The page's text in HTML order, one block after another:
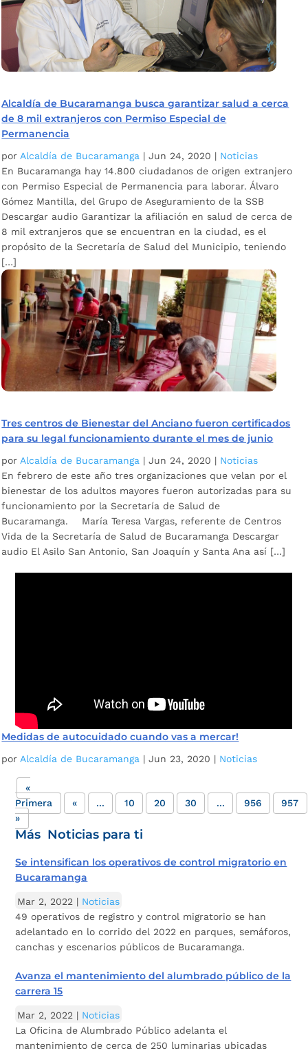
Alcaldía de Bucaramanga busca garantizar salud a cerca
de 8 mil extranjeros con Permiso Especial de
Permanencia
por Alcaldía de Bucaramanga |Jun 24, 2020 | Noticias
En Bucaramanga hay 14.800 ciudadanos de origen extranjero
con Permiso Especial de Permanencia para laborar. Álvaro
Gómez Mantilla, del Grupo de Aseguramiento de la SSB
Descargar audio Garantizar la afiliación en salud de cerca de
8 mil extranjeros que se encuentran en la ciudad, es el
propósito de la Secretaría de Salud del Municipio, teniendo
[…]
Tres centros de Bienestar del Anciano fueron certificados
para su legal funcionamiento durante el mes de junio
porAlcaldía de Bucaramanga |Jun 24, 2020 | Noticias
En febrero de este año tres organizaciones que velan por el
bienestar de los adultos mayores fueron autorizadas para su
funcionamiento por la Secretaría de Salud de
Bucaramanga. María Teresa Vargas, referente de Centros
Vida de la Secretaría de Salud de Bucaramanga Descargar
audio El Asilo San Antonio, San Joaquín y Santa Ana así […]
Medidas de autocuidado cuando vas a mercar!
porAlcaldía de Bucaramanga |Jun 23, 2020 | Noticias
«
Primera
« ... 10 20 30 ... 956
957
»
Más Noticias para ti
Se intensifican los operativos de control migratorio en
Bucaramanga
Mar 2, 2022 | Noticias
49 operativos de registro y control migratorio se han
adelantado en lo corrido del 2022 en parques, semáforos,
canchas y escenarios públicos de Bucaramanga.
Avanza el mantenimiento del alumbrado público de la
carrera 15
Mar 2, 2022 | Noticias
La Oficina de Alumbrado Público adelanta el
mantenimiento de cerca de 250 luminarias ubicadas